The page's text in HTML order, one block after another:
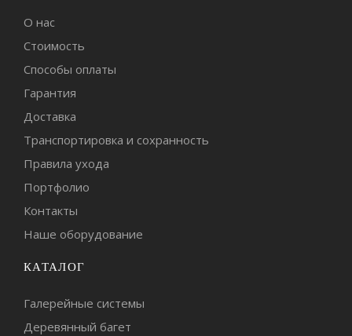
О нас
Стоимость
Способы оплаты
Гарантия
Доставка
Транспортировка и сохранность
Правила ухода
Портфолио
Контакты
Наше оборудование
КАТАЛОГ
Галерейные системы
Деревянный багет